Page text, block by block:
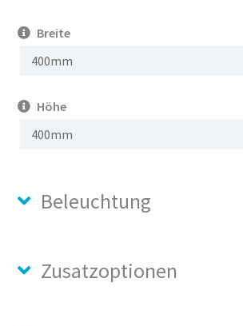
Breite
Höhe
Beleuchtung
Zusatzoptionen